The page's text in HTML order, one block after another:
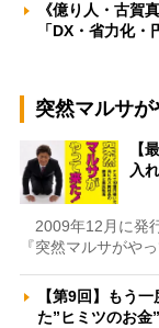
《億り人・古賀
「DX・省力化
突然マルサが
【
入
2009年12月に発
『突然マルサがや
【第9回】もう
た”ヒミツのお